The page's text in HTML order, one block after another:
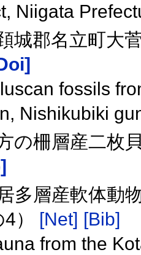
Niigata
城郡名立町大
fossils
Nishikubiki
の柵層産二枚
多層産軟体動
）
[Net] [Bib]
from the